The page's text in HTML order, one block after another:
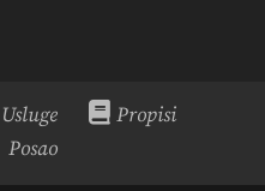
Usluge
Propisi
Posao